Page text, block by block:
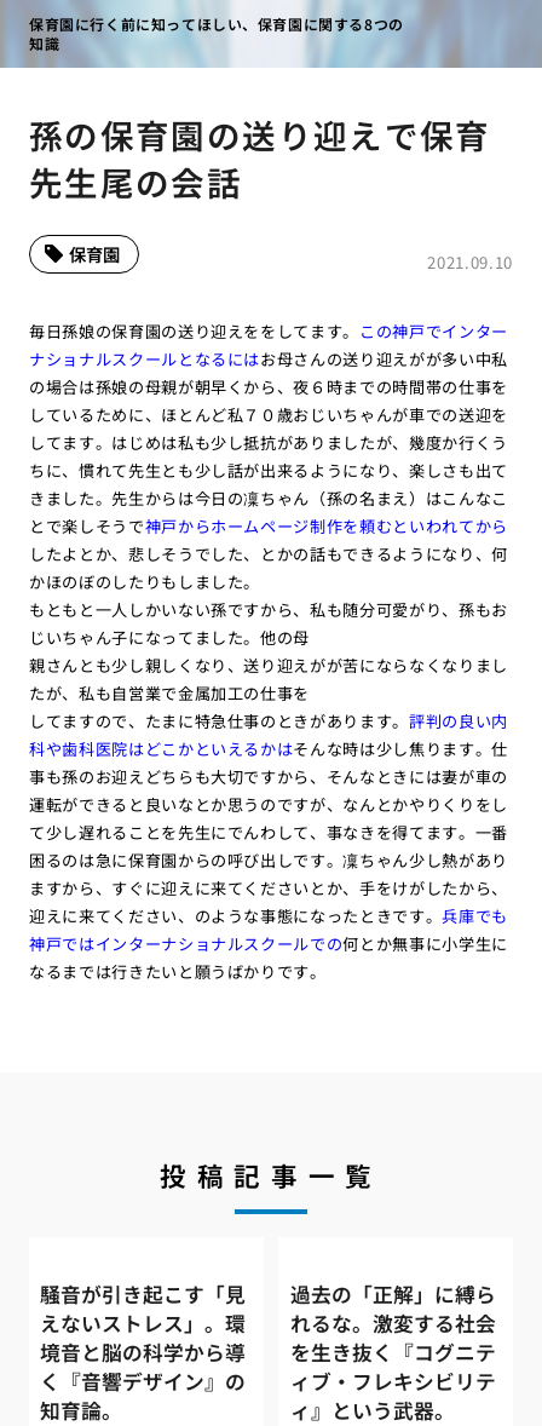
保育園に行く前に知ってほしい、保育園に関する8つの
知識
孫の保育園の送り迎えで保育
先生尾の会話
2021.09.10
保育園
毎日孫娘の保育園の送り迎えををしてます。 この神戸でインター
ナショナルスクールとなるにはお母さんの送り迎えがが多い中私
の場合は孫娘の母親が朝早くから、夜６時までの時間帯の仕事を
しているために、ほとんど私７０歳おじいちゃんが車での送迎を
してます。はじめは私も少し抵抗がありましたが、幾度か行くう
ちに、慣れて先生とも少し話が出来るようになり、楽しさも出て
きました。先生からは今日の凜ちゃん（孫の名まえ）はこんなこ
とで楽しそうで神戸からホームページ制作を頼むといわれてから
したよとか、悲しそうでした、とかの話もできるようになり、何
かほのぼのしたりもしました。
もともと一人しかいない孫ですから、私も随分可愛がり、孫もお
じいちゃん子になってました。他の母
親さんとも少し親しくなり、送り迎えがが苦にならなくなりまし
たが、私も自営業で金属加工の仕事を
してますので、たまに特急仕事のときがあります。評判の良い内
科や歯科医院はどこかといえるかはそんな時は少し焦ります。仕
事も孫のお迎えどちらも大切ですから、そんなときには妻が車の
運転ができると良いなとか思うのですが、なんとかやりくりをし
て少し遅れることを先生にでんわして、事なきを得てます。一番
困るのは急に保育園からの呼び出しです。凜ちゃん少し熱があり
ますから、すぐに迎えに来てくださいとか、手をけがしたから、
迎えに来てください、のような事態になったときです。兵庫でも
神戸ではインターナショナルスクールでの何とか無事に小学生に
なるまでは行きたいと願うばかりです。
投稿記事一覧
騒音が引き起こす「見
えないストレス」。環
境音と脳の科学から導
く『音響デザイン』の
知育論。
過去の「正解」に縛ら
れるな。激変する社会
を生き抜く『コグニテ
ィブ・フレキシビリテ
ィ』という武器。